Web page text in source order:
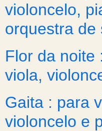
violoncelo,
orquestra de
Flor da noite
viola,
Gaita : para
violoncelo e